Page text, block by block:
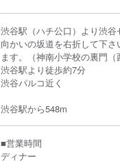
渋谷駅（ハチ公口）より渋
向かいの坂道を右折して下
ます。（神南小学校の裏門（
渋谷駅より徒歩約7分
渋谷パルコ近く
渋谷駅から548m
■営業時間
ディナー